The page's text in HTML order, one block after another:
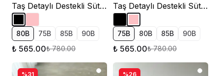
Taş Detaylı Destekli Sütyen Takımı - Siyah
80B 75B 85B 90B
₺ 565.00₺ 780.00
Taş Detaylı Destekli Sütyen Takımı - Pudra
75B 80B 85B 90B
₺ 565.00₺ 780.00
%31 %26